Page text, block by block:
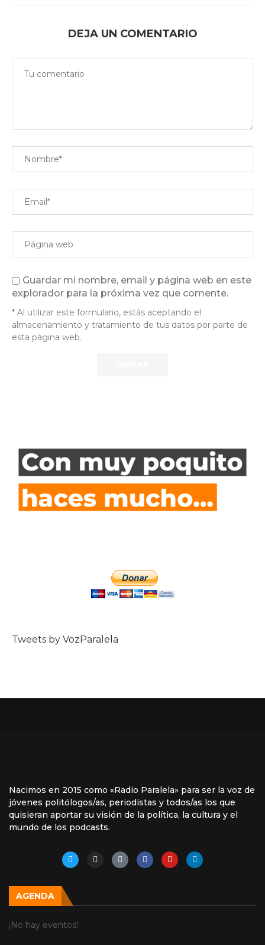
DEJA UN COMENTARIO
Guardar mi nombre, email y página web en este
explorador para la próxima vez que comente.
* Al utilizar este formulario, estás aceptando el
almacenamiento y tratamiento de tus datos por parte de
esta página web.
Tweets by VozParalela
Nacimos en 2015 como «Radio Paralela» para ser la voz de
jóvenes politólogos/as, periodistas y todos/as los que
quisieran aportar su visión de la política, la cultura y el
mundo de los podcasts.
AGENDA
¡No hay eventos!